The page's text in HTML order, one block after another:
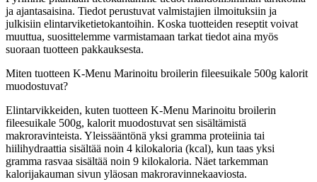
ja ajantasaisina. Tiedot perustuvat valmistajien ilmoituksiin ja
julkisiin elintarviketietokantoihin. Koska tuotteiden reseptit voivat
muuttua, suosittelemme varmistamaan tarkat tiedot aina myös
suoraan tuotteen pakkauksesta.
Miten tuotteen K-Menu Marinoitu broilerin fileesuikale 500g kalorit
muodostuvat?
Elintarvikkeiden, kuten tuotteen K-Menu Marinoitu broilerin
fileesuikale 500g, kalorit muodostuvat sen sisältämistä
makroravinteista. Yleissääntönä yksi gramma proteiinia tai
hiilihydraattia sisältää noin 4 kilokaloria (kcal), kun taas yksi
gramma rasvaa sisältää noin 9 kilokaloria. Näet tarkemman
kalorijakauman sivun yläosan makroravinnekaaviosta.